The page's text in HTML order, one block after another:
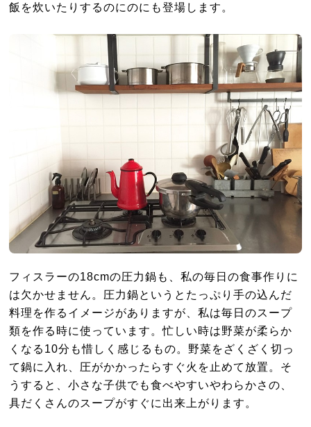
飯を炊いたりするのにのにも登場します。
フィスラーの18cmの圧力鍋も、私の毎日の食事作りに
は欠かせません。圧力鍋というとたっぷり手の込んだ
料理を作るイメージがありますが、私は毎日のスープ
類を作る時に使っています。忙しい時は野菜が柔らか
くなる10分も惜しく感じるもの。野菜をざくざく切っ
て鍋に入れ、圧がかかったらすぐ火を止めて放置。そ
うすると、小さな子供でも食べやすいやわらかさの、
具だくさんのスープがすぐに出来上がります。